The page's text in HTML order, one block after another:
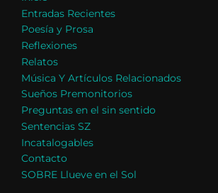
Entradas Recientes
Poesía y Prosa
Reflexiones
Relatos
Música Y Artículos Relacionados
Sueños Premonitorios
Preguntas en el sin sentido
Sentencias SZ
Incatalogables
Contacto
SOBRE Llueve en el Sol